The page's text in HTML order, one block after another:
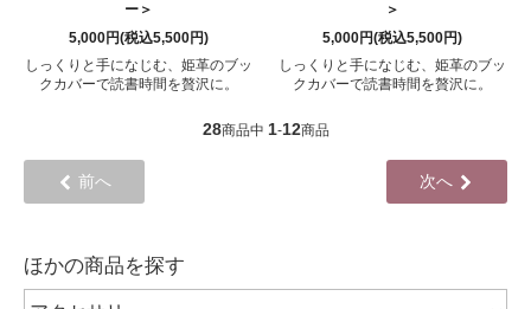
ー＞
5,000円(税込5,500円)
しっくりと手になじむ、姫革のブッ
クカバーで読書時間を贅沢に。
＞
5,000円(税込5,500円)
しっくりと手になじむ、姫革のブッ
クカバーで読書時間を贅沢に。
28商品中 1-12商品
前へ 次へ
ほかの商品を探す